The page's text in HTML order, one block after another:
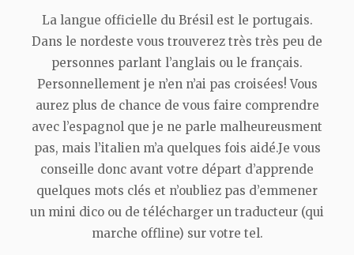
La langue officielle du Brésil est le portugais.
Dans le nordeste vous trouverez très très peu de
personnes parlant l’anglais ou le français.
Personnellement je n’en n’ai pas croisées! Vous
aurez plus de chance de vous faire comprendre
avec l’espagnol que je ne parle malheureusment
pas, mais l’italien m’a quelques fois aidé.Je vous
conseille donc avant votre départ d’apprende
quelques mots clés et n’oubliez pas d’emmener
un mini dico ou de télécharger un traducteur (qui
marche offline) sur votre tel.